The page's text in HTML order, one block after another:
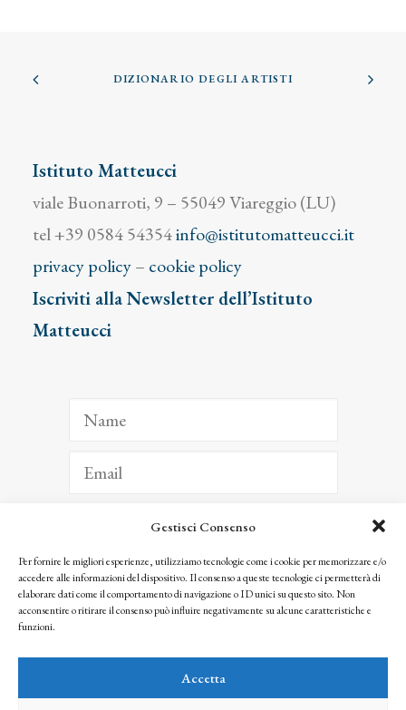
Gestisci Consenso
Per fornire le migliori esperienze, utilizziamo tecnologie come i cookie per memorizzare e/o
accedere alle informazioni del dispositivo. Il consenso a queste tecnologie ci permetterà di
elaborare dati come il comportamento di navigazione o ID unici su questo sito. Non
acconsentire o ritirare il consenso può influire negativamente su alcune caratteristiche e
funzioni.
Accetta
DIZIONARIO DEGLI ARTISTI
Istituto Matteucci
viale Buonarroti, 9 – 55049 Viareggio (LU)
tel +39 0584 54354info@istitutomatteucci.it
privacy policy– cookie policy
Iscriviti alla Newsletter dell’Istituto
Matteucci
ISCRIVITI
Facendo clic per iscriverti, riconosci che le tue informazioni saranno trattate
seguendo la nostra Privacy Policy
© 2025 Istituto Matteucci. All right reserved
l’autorizzazione scritta dei proprietari dei diritti e dell’Istituto Matteucci